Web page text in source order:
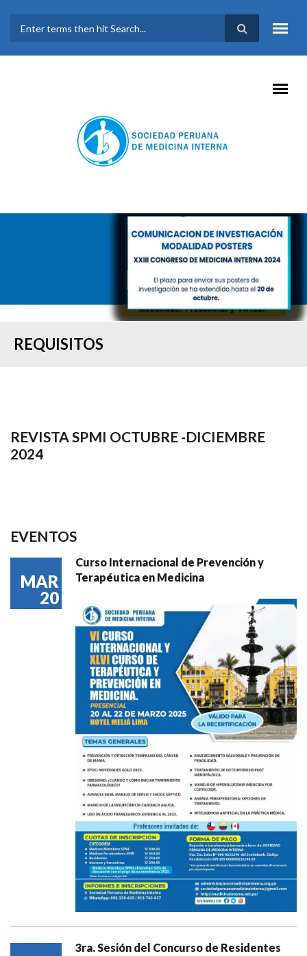
FORMULARIO DE
BÚSQUEDA
REQUISITOS
REVISTA SPMI OCTUBRE -DICIEMBRE
2024
EVENTOS
MAR
20
Curso Internacional de Prevención y
Terapéutica en Medicina
3ra. Sesión del Concurso de Residentes